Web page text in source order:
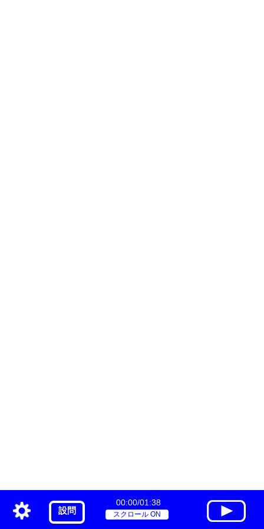
設問
00:00/01:38
スクロール ON